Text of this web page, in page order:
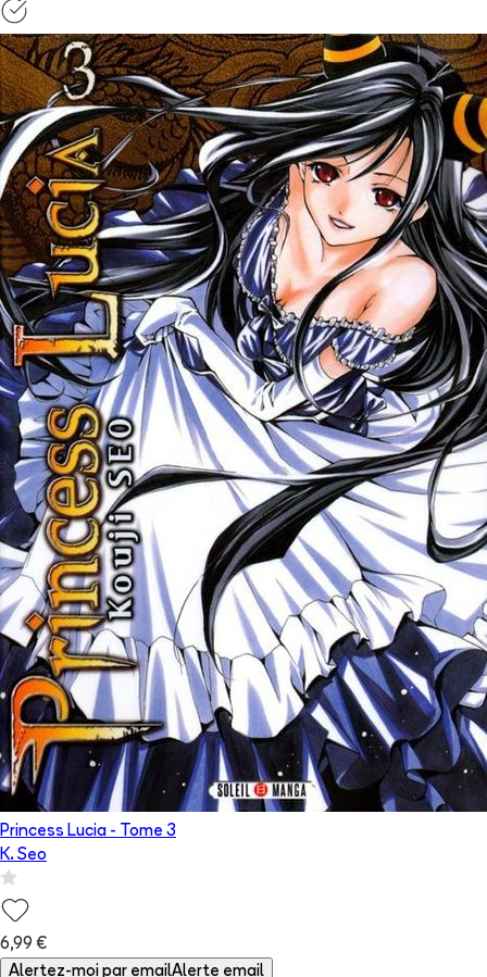
Princess Lucia - Tome 3
K. Seo
6,99 €
Alertez-moi par emailAlerte email